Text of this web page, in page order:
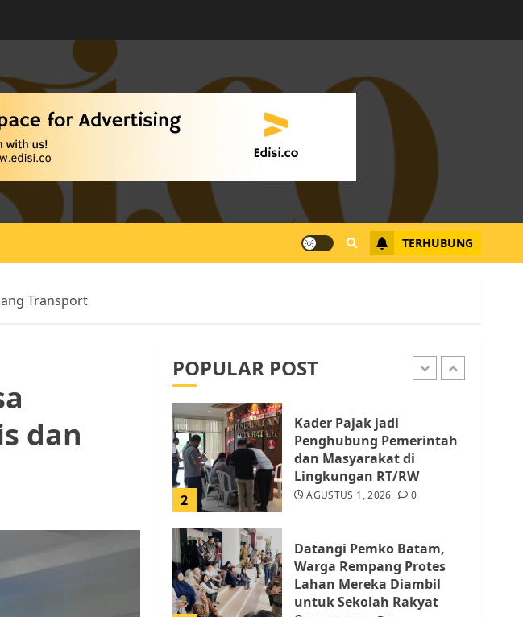
TERHUBUNG
Transport
dan
POPULAR POST
Warga Rempang Ajukan
Kota Batam, Soroti
Aktivitas yang Resahkan
0
Batam Berhenti
Merampas Tanah Warga
Rempang
JULI 15, 2026
1 AGUSTUS 1, 2026
2
Kader Pajak jadi
Penghubung Pemerintah
dan Masyarakat di
Lingkungan RT/RW
AGUSTUS 1, 2026 0
Datangi Pemko Batam,
Warga Rempang Protes
Lahan Mereka Diambil
untuk Sekolah Rakyat